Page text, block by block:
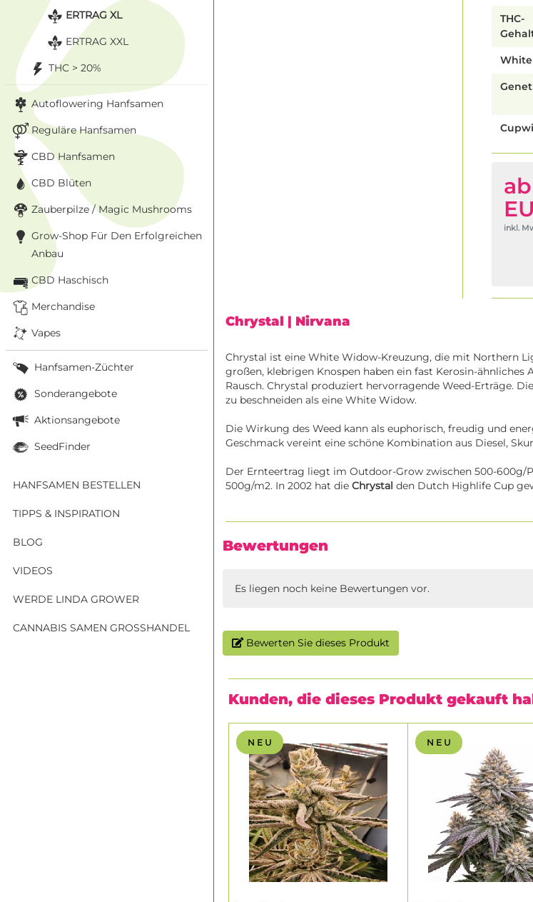
THC-
White
inkl.
Chrystal | Nirvana
Chrystal ist eine White Widow-Kreuzung, die mit Northern
großen, klebrigen Knospen haben ein fast Kerosin-ähnliches
Rausch. Chrystal produziert hervorragende Weed-Erträge.
zu beschneiden als eine White Widow.
Die Wirkung des Weed kann als euphorisch, freudig und
Geschmack vereint eine schöne Kombination aus Diesel,
Der Ernteertrag liegt im Outdoor-Grow zwischen 500-600g/
500g/m2. In 2002 hat die Chrystal den Dutch Highlife Cup
Bewertungen
Es liegen noch keine Bewertungen vor.
Bewerten Sie dieses Produkt
Kunden, die dieses Produkt gekauft
N E U N E U
ERTRAG XL
ERTRAG XXL
THC > 20%
Autoflowering Hanfsamen
Reguläre Hanfsamen
CBD Hanfsamen
CBD Blüten
Zauberpilze / Magic Mushrooms
Grow-Shop Für Den Erfolgreichen
Anbau
CBD Haschisch
Merchandise
Vapes
Hanfsamen-Züchter
Sonderangebote
Aktionsangebote
SeedFinder
HANFSAMEN BESTELLEN
TIPPS & INSPIRATION
BLOG
VIDEOS
WERDE LINDA GROWER
CANNABIS SAMEN GROSSHANDEL